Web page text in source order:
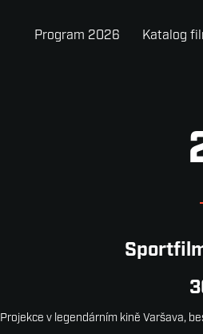
Program 2026 Katalog
Projekce v legendárním kině Varšava,